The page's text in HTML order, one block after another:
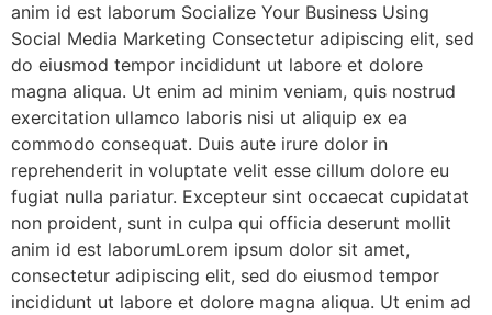
anim id est laborum Socialize Your Business Using
Social Media Marketing Consectetur adipiscing elit, sed
do eiusmod tempor incididunt ut labore et dolore
magna aliqua. Ut enim ad minim veniam, quis nostrud
exercitation ullamco laboris nisi ut aliquip ex ea
commodo consequat. Duis aute irure dolor in
reprehenderit in voluptate velit esse cillum dolore eu
fugiat nulla pariatur. Excepteur sint occaecat cupidatat
non proident, sunt in culpa qui officia deserunt mollit
anim id est laborumLorem ipsum dolor sit amet,
consectetur adipiscing elit, sed do eiusmod tempor
incididunt ut labore et dolore magna aliqua. Ut enim ad